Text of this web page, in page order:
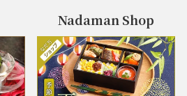
Nadaman Shop